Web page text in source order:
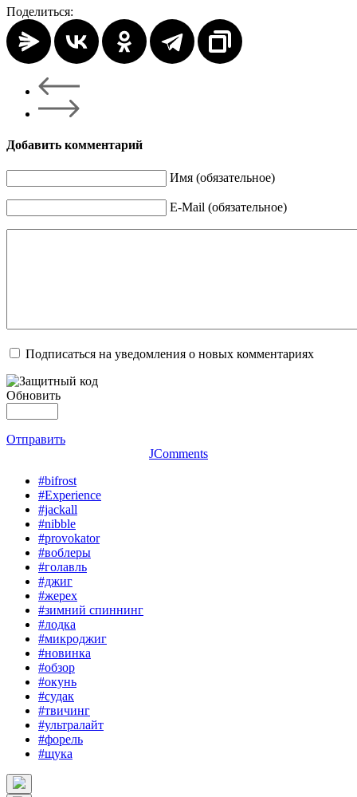
Поделиться:
Добавить комментарий
Имя (обязательное)
E-Mail (обязательное)
Подписаться на уведомления о новых комментариях
Обновить
Отправить
JComments
#bifrost
#Experience
#jackall
#nibble
#provokator
#воблеры
#голавль
#джиг
#жерех
#зимний спиннинг
#лодка
#микроджиг
#новинка
#обзор
#окунь
#судак
#твичинг
#ультралайт
#форель
#щука